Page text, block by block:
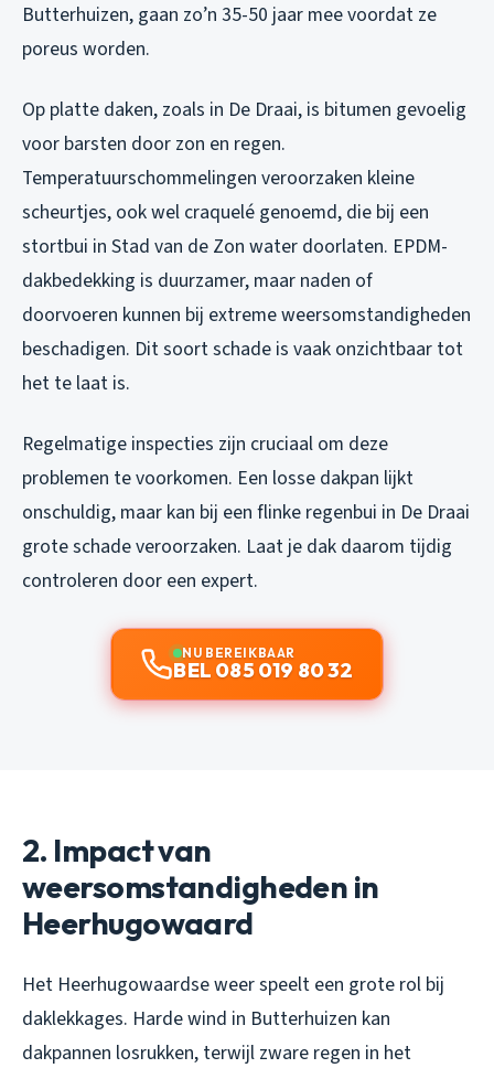
Butterhuizen, gaan zo’n 35-50 jaar mee voordat ze
poreus worden.
Op platte daken, zoals in De Draai, is bitumen gevoelig
voor barsten door zon en regen.
Temperatuurschommelingen veroorzaken kleine
scheurtjes, ook wel craquelé genoemd, die bij een
stortbui in Stad van de Zon water doorlaten. EPDM-
dakbedekking is duurzamer, maar naden of
doorvoeren kunnen bij extreme weersomstandigheden
beschadigen. Dit soort schade is vaak onzichtbaar tot
het te laat is.
Regelmatige inspecties zijn cruciaal om deze
problemen te voorkomen. Een losse dakpan lijkt
onschuldig, maar kan bij een flinke regenbui in De Draai
grote schade veroorzaken. Laat je dak daarom tijdig
controleren door een expert.
NU BEREIKBAAR
BEL 085 019 80 32
2. Impact van
weersomstandigheden in
Heerhugowaard
Het Heerhugowaardse weer speelt een grote rol bij
daklekkages. Harde wind in Butterhuizen kan
dakpannen losrukken, terwijl zware regen in het